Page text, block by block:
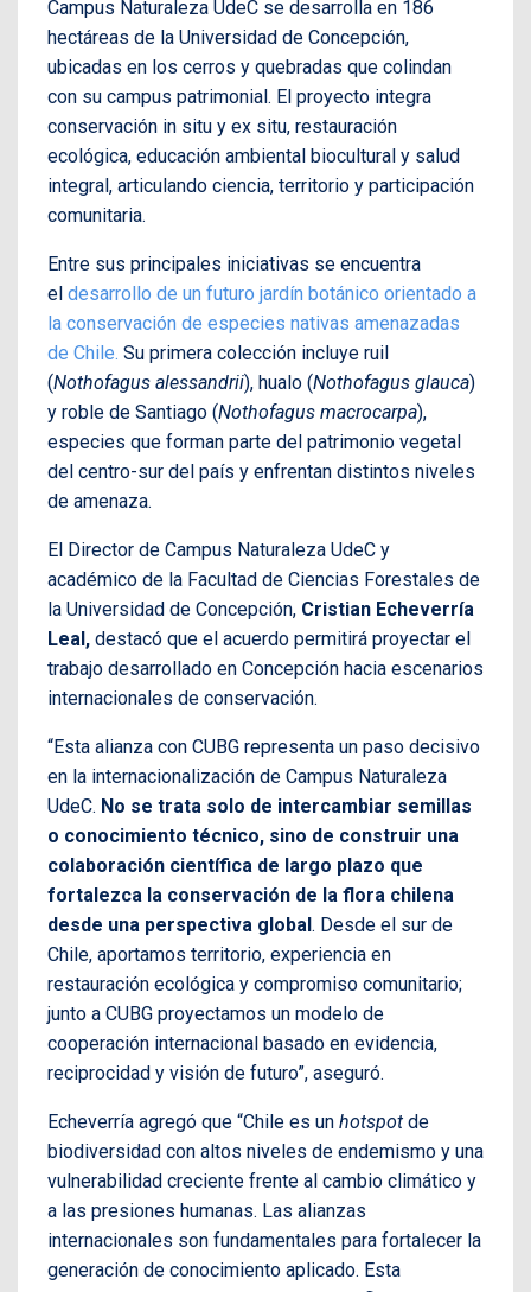
Campus Naturaleza UdeC se desarrolla en 186
hectáreas de la Universidad de Concepción,
ubicadas en los cerros y quebradas que colindan
con su campus patrimonial. El proyecto integra
conservación in situ y ex situ, restauración
ecológica, educación ambiental biocultural y salud
integral, articulando ciencia, territorio y participación
comunitaria.
Entre sus principales iniciativas se encuentra
el desarrollo de un futuro jardín botánico orientado a
la conservación de especies nativas amenazadas
de Chile. Su primera colección incluye ruil
(Nothofagus alessandrii), hualo (Nothofagus glauca)
y roble de Santiago (Nothofagus macrocarpa),
especies que forman parte del patrimonio vegetal
del centro-sur del país y enfrentan distintos niveles
de amenaza.
El Director de Campus Naturaleza UdeC y
académico de la Facultad de Ciencias Forestales de
la Universidad de Concepción, Cristian Echeverría
Leal, destacó que el acuerdo permitirá proyectar el
trabajo desarrollado en Concepción hacia escenarios
internacionales de conservación.
“Esta alianza con CUBG representa un paso decisivo
en la internacionalización de Campus Naturaleza
UdeC. No se trata solo de intercambiar semillas
o conocimiento técnico, sino de construir una
colaboración científica de largo plazo que
fortalezca la conservación de la flora chilena
desde una perspectiva global. Desde el sur de
Chile, aportamos territorio, experiencia en
restauración ecológica y compromiso comunitario;
junto a CUBG proyectamos un modelo de
cooperación internacional basado en evidencia,
reciprocidad y visión de futuro”, aseguró.
Echeverría agregó que “Chile es un hotspot de
biodiversidad con altos niveles de endemismo y una
vulnerabilidad creciente frente al cambio climático y
a las presiones humanas. Las alianzas
internacionales son fundamentales para fortalecer la
generación de conocimiento aplicado. Esta